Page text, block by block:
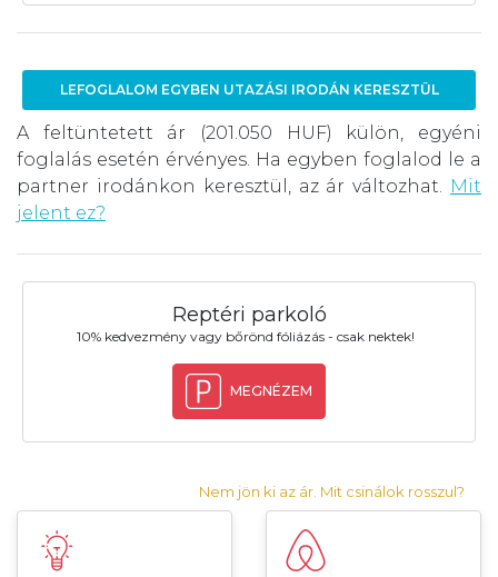
LEFOGLALOM EGYBEN UTAZÁSI IRODÁN KERESZTÜL
A feltüntetett ár (201.050 HUF) külön, egyéni
foglalás esetén érvényes. Ha egyben foglalod le a
partner irodánkon keresztül, az ár változhat. Mit
jelent ez?
Reptéri parkoló
10% kedvezmény vagy bőrönd fóliázás - csak nektek!
MEGNÉZEM
Nem jön ki az ár. Mit csinálok rosszul?